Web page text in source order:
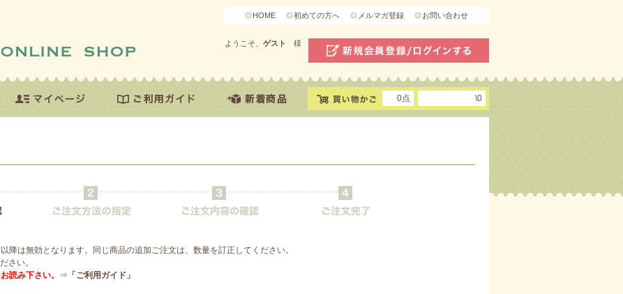
HOME 初めての方へ メルマガ登録 お問い合わせ
ようこそ、 ゲスト 様
0点 \0
降は無効となります。同じ商品の追加ご注文は、数量を訂正してください。
さい。
読み下さい。 ⇒ 「ご利用ガイド」